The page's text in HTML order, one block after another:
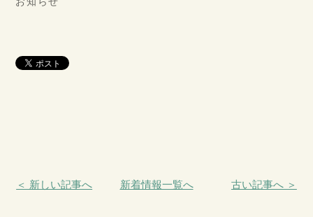
＜ 新しい記事へ 新着情報一覧へ 古い記事へ ＞